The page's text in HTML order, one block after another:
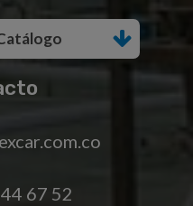
67 52